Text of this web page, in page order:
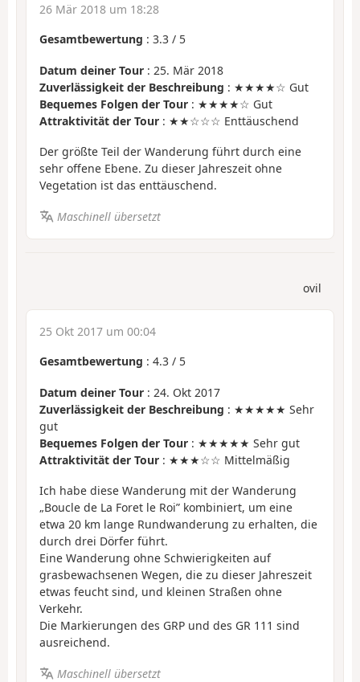
26 Mär 2018 um 18:28
Gesamtbewertung : 3.3 / 5
Datum deiner Tour : 25. Mär 2018
Zuverlässigkeit der Beschreibung : ★★★★☆ Gut
Bequemes Folgen der Tour : ★★★★☆ Gut
Attraktivität der Tour : ★★☆☆☆ Enttäuschend
Der größte Teil der Wanderung führt durch eine
sehr offene Ebene. Zu dieser Jahreszeit ohne
Vegetation ist das enttäuschend.
Maschinell übersetzt
ovil
25 Okt 2017 um 00:04
Gesamtbewertung : 4.3 / 5
Datum deiner Tour : 24. Okt 2017
Zuverlässigkeit der Beschreibung : ★★★★★ Sehr
gut
Bequemes Folgen der Tour : ★★★★★ Sehr gut
Attraktivität der Tour : ★★★☆☆ Mittelmäßig
Ich habe diese Wanderung mit der Wanderung
„Boucle de La Foret le Roi” kombiniert, um eine
etwa 20 km lange Rundwanderung zu erhalten, die
durch drei Dörfer führt.
Eine Wanderung ohne Schwierigkeiten auf
grasbewachsenen Wegen, die zu dieser Jahreszeit
etwas feucht sind, und kleinen Straßen ohne
Verkehr.
Die Markierungen des GRP und des GR 111 sind
ausreichend.
Maschinell übersetzt